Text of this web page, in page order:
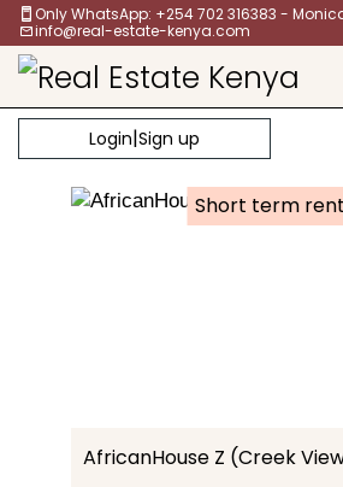
Only WhatsApp: +254 702 316383 -
info@real-estate-kenya.com
Login|Sign up
Short term rent
AfricanHouse Z (Creek